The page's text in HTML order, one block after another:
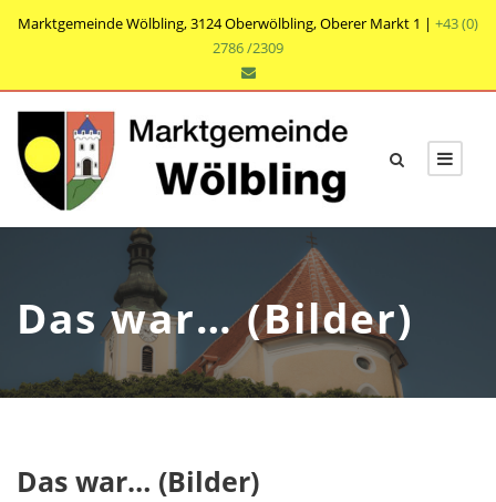
Marktgemeinde Wölbling, 3124 Oberwölbling, Oberer Markt 1 | +43 (0)
2786 /2309
Das war… (Bilder)
Das war… (Bilder)